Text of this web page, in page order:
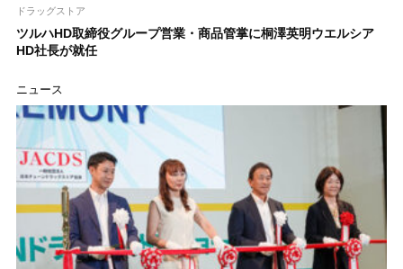
ドラッグストア
ツルハHD取締役グループ営業・商品管掌に桐澤英明ウエルシア
HD社長が就任
ニュース